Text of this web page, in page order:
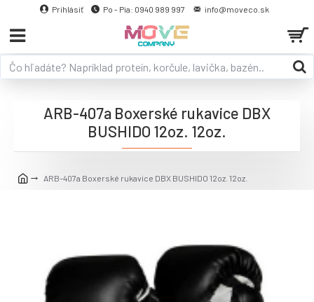
Prihlásiť Po - Pia: 0940 989 997 info@moveco.sk
ARB-407a Boxerské rukavice DBX BUSHIDO 12oz. 12oz.
ARB-407a Boxerské rukavice DBX
BUSHIDO 12oz. 12oz.